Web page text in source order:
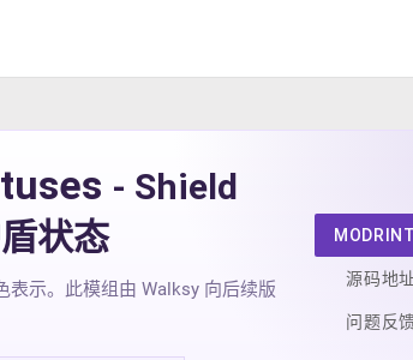
- Shield
状态
表示。此模组由 Walksy 向后续版
源码地
问题反